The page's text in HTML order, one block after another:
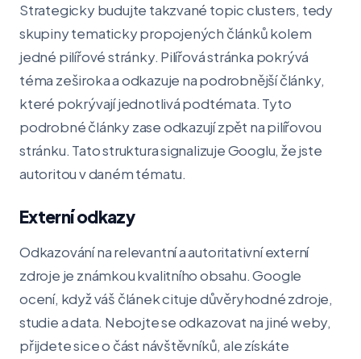
Strategicky budujte takzvané topic clusters, tedy
skupiny tematicky propojených článků kolem
jedné pilířové stránky. Pilířová stránka pokrývá
téma zeširoka a odkazuje na podrobnější články,
které pokrývají jednotlivá podtémata. Tyto
podrobné články zase odkazují zpět na pilířovou
stránku. Tato struktura signalizuje Googlu, že jste
autoritou v daném tématu.
Externí odkazy
Odkazování na relevantní a autoritativní externí
zdroje je známkou kvalitního obsahu. Google
ocení, když váš článek cituje důvěryhodné zdroje,
studie a data. Nebojte se odkazovat na jiné weby,
přijdete sice o část návštěvníků, ale získáte